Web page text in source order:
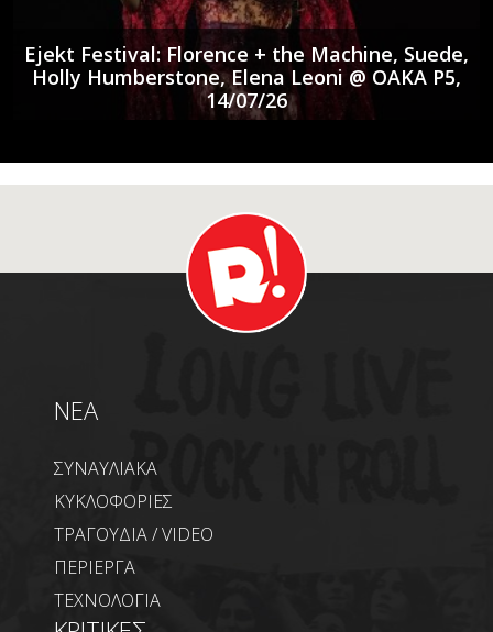
Ejekt Festival: Florence + the Machine, Suede,
Holly Humberstone, Elena Leoni @ ΟΑΚΑ P5,
14/07/26
NEA
ΣΥΝΑΥΛΙΑΚΑ
ΚΥΚΛΟΦΟΡΙΕΣ
ΤΡΑΓΟΥΔΙΑ / VIDEO
ΠΕΡΙΕΡΓΑ
ΤΕΧΝΟΛΟΓΙΑ